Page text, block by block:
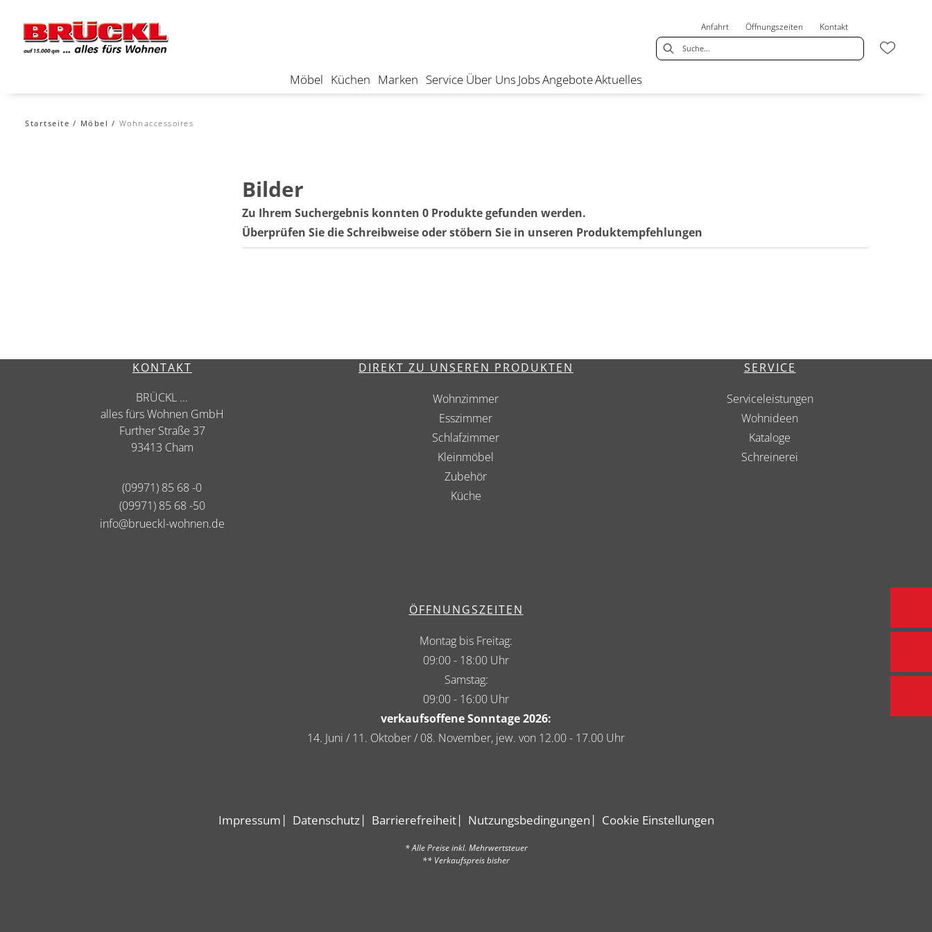
Anfahrt Öffnungszeiten Kontakt
Möbel Küchen Marken Service Über UnsJobsAngeboteAktuelles
Startseite Möbel Wohnaccessoires
Bilder
Zu Ihrem Suchergebnis konnten 0 Produkte gefunden werden.
Überprüfen Sie die Schreibweise oder stöbern Sie in unseren Produktempfehlungen
KONTAKT
BRÜCKL ...
alles fürs Wohnen GmbH
Further Straße 37
93413 Cham
(09971) 85 68 -0
(09971) 85 68 -50
info@brueckl-wohnen.de
DIREKT ZU UNSEREN PRODUKTEN
Wohnzimmer
Esszimmer
Schlafzimmer
Kleinmöbel
Zubehör
Küche
SERVICE
Serviceleistungen
Wohnideen
Kataloge
Schreinerei
ÖFFNUNGSZEITEN
Montag bis Freitag:
09:00 - 18:00 Uhr
Samstag:
09:00 - 16:00 Uhr
verkaufsoffene Sonntage 2026:
14. Juni / 11. Oktober / 08. November, jew. von 12.00 - 17.00 Uhr
Impressum Datenschutz Barrierefreiheit Nutzungsbedingungen Cookie Einstellungen
* Alle Preise inkl. Mehrwertsteuer
** Verkaufspreis bisher